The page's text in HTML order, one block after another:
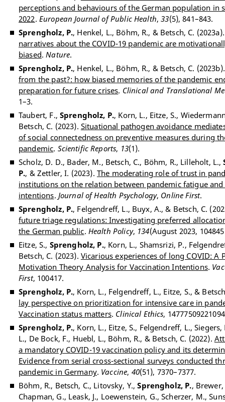
perceptions and behaviours of the German population in
2022. European Journal of Public Health,33(5), 841–843.
Sprengholz, P., Henkel, L., Böhm, R., & Betsch, C.
narratives about the COVID-19 pandemic are
biased.Nature.
Sprengholz, P., Henkel, L., Böhm, R., & Betsch, C.
from the past?: how biased memories of the pandemic
preparation for future crises. Clinical and Translational
1–3.
Taubert, F., Sprengholz, P., Korn, L., Eitze, S.,
Betsch, C. (2023). Situational pathogen avoidance
of social connectedness on preventive measures during
pandemic. Scientific Reports, 13(1).
Scholz, D. D., Bader, M., Betsch, C., Böhm, R., Lilleholt, L.,
P., & Zettler, I. (2023). The moderating role of trust in
institutions on the relation between pandemic fatigue
intentions. Journal of Health Psychology, Online First.
Sprengholz, P., Felgendreff, L., Buyx, A., & Betsch, C.
future triage regulations: Investigating preferred
the German public. Health Policy, 134(August 2023,
Eitze, S., Sprengholz, P., Korn, L., Shamsrizi, P.,
Betsch, C. (2023). Vicarious experiences of long COVID: A
Motivation Theory Analysis for Vaccination Intentions.
First, 100417.
Sprengholz, P., Korn, L., Felgendreff, L., Eitze, S., &
lay perspective on prioritization for intensive care in
Vaccination status matters. Clinical Ethics,
Sprengholz, P., Korn, L., Eitze, S., Felgendreff, L.,
L., De Bock, F., Huebl, L., Böhm, R., & Betsch, C. (2022).
a mandatory COVID-19 vaccination policy and its
Evidence from serial cross-sectional surveys conducted
pandemic in Germany. Vaccine, 40(51), 7370–7377.
Böhm, R., Betsch, C., Litovsky, Y.,Sprengholz, P., Brewer,
Chapman, G., Leask, J., Loewenstein, G., Scherzer, M.,